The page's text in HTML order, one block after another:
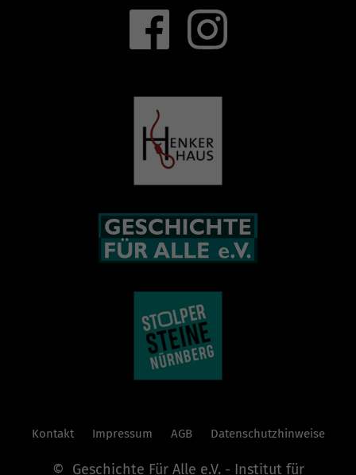
Kontakt Impressum AGB Datenschutzhinweise
© Geschichte Für Alle e.V. - Institut für